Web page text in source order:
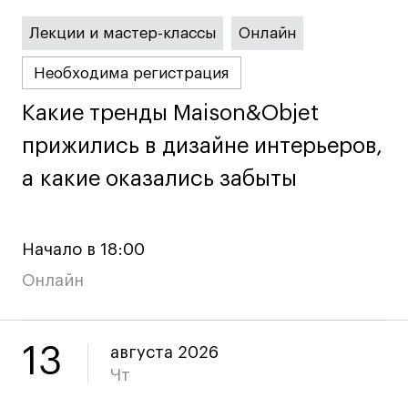
Fashion Summer
Проект с Microsoft
Получить сертификат
Лекции и мастер-классы Онлайн
Необходима регистрация
Какие тренды Maison&Objet
прижились в дизайне интерьеров,
а какие оказались забыты
Какие тренды Maison&Objet
прижились в дизайне интерьеров,
а какие оказались забыты
Начало в 18:00
Онлайн
13
августа 2026
Чт